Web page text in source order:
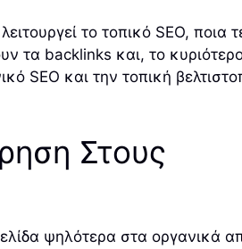
το τοπικό SEO, ποια
τα backlinks και, το
SEO και την τοπική
Στους
ψηλότερα στα οργανικά